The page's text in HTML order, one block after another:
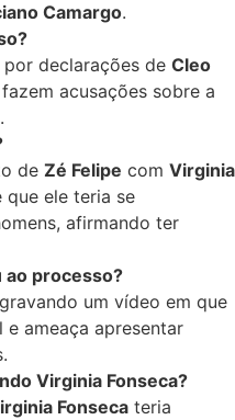
Camargo.
declarações de Cleo
acusações sobre a
.
de Zé Felipe com Virginia
que ele teria se
afirmando ter
ao processo?
um vídeo em que
ameaça apresentar
Virginia Fonseca?
Fonseca teria